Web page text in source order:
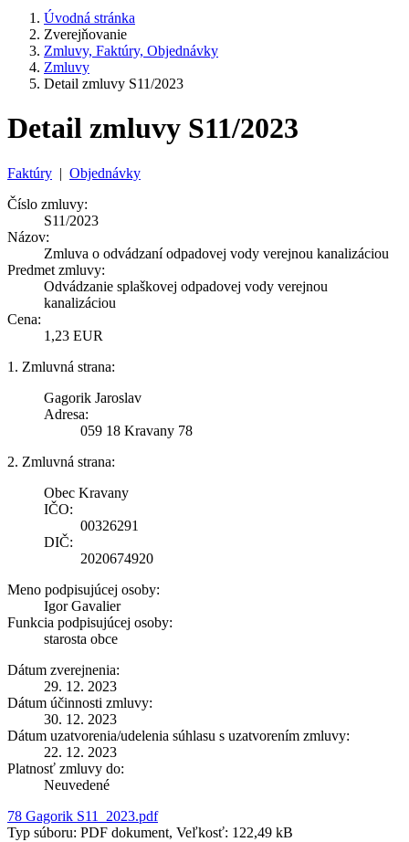
Úvodná stránka
Zverejňovanie
Zmluvy, Faktúry, Objednávky
Zmluvy
Detail zmluvy S11/2023
Detail zmluvy S11/2023
Faktúry | Objednávky
Číslo zmluvy:
S11/2023
Názov:
Zmluva o odvádzaní odpadovej vody verejnou kanalizáciou
Predmet zmluvy:
Odvádzanie splaškovej odpadovej vody verejnou
kanalizáciou
Cena:
1,23 EUR
1. Zmluvná strana:
Gagorik Jaroslav
Adresa:
059 18 Kravany 78
2. Zmluvná strana:
Obec Kravany
IČO:
00326291
DIČ:
2020674920
Meno podpisujúcej osoby:
Igor Gavalier
Funkcia podpisujúcej osoby:
starosta obce
Dátum zverejnenia:
29. 12. 2023
Dátum účinnosti zmluvy:
30. 12. 2023
Dátum uzatvorenia/udelenia súhlasu s uzatvorením zmluvy:
22. 12. 2023
Platnosť zmluvy do:
Neuvedené
78 Gagorik S11_2023.pdf
Typ súboru: PDF dokument, Veľkosť: 122,49 kB